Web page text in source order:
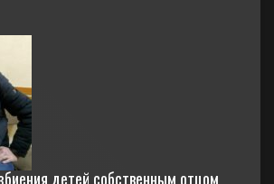
детей собственным отцом